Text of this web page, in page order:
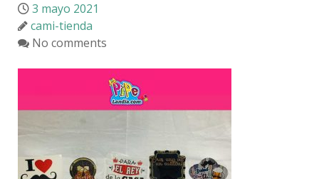
3 mayo 2021
cami-tienda
No comments